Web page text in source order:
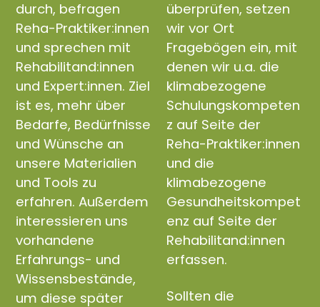
durch, befragen
Reha-Praktiker:innen
und sprechen mit
Rehabilitand:innen
und Expert:innen. Ziel
ist es, mehr über
Bedarfe, Bedürfnisse
und Wünsche an
unsere Materialien
und Tools zu
erfahren. Außerdem
interessieren uns
vorhandene
Erfahrungs- und
Wissensbestände,
um diese später
überprüfen, setzen
wir vor Ort
Fragebögen ein, mit
denen wir u.a. die
klimabezogene
Schulungskompeten
z auf Seite der
Reha-Praktiker:innen
und die
klimabezogene
Gesundheitskompet
enz auf Seite der
Rehabilitand:innen
erfassen.
Sollten die